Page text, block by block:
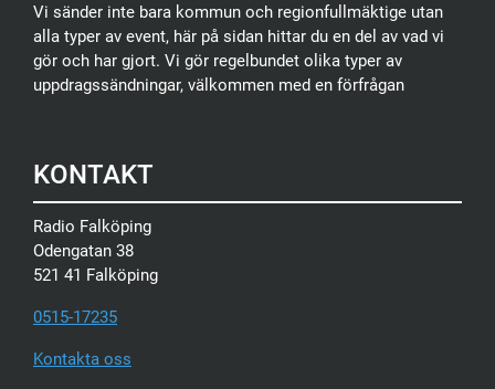
Vi sänder inte bara kommun och regionfullmäktige utan
alla typer av event, här på sidan hittar du en del av vad vi
gör och har gjort. Vi gör regelbundet olika typer av
uppdragssändningar, välkommen med en förfrågan
KONTAKT
Radio Falköping
Odengatan 38
521 41 Falköping
0515-17235
Kontakta oss